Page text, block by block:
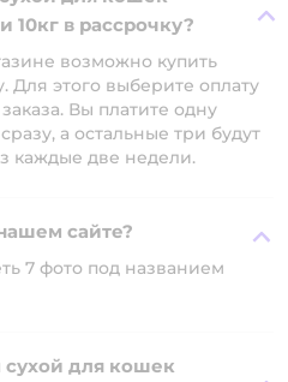
10кг в рассрочку?
возможно купить
Для этого выберите оплату
Вы платите одну
а остальные три будут
каждые две недели.
сайте?
7 фото под названием
сухой для кошек